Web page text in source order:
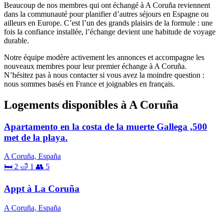
Beaucoup de nos membres qui ont échangé à A Coruña reviennent
dans la communauté pour planifier d’autres séjours en Espagne ou
ailleurs en Europe. C’est l’un des grands plaisirs de la formule : une
fois la confiance installée, l’échange devient une habitude de voyage
durable.
Notre équipe modère activement les annonces et accompagne les
nouveaux membres pour leur premier échange à A Coruña.
N’hésitez pas à nous contacter si vous avez la moindre question :
nous sommes basés en France et joignables en français.
Logements disponibles à A Coruña
Apartamento en la costa de la muerte Gallega ,500
met de la playa.
A Coruña, España
🛏 2 🛁 1 👥 5
Appt à La Coruña
A Coruña, España